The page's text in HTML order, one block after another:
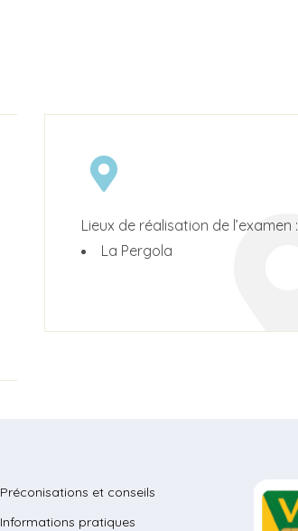
Lieux de réalisation de l’examen :
La Pergola
Préconisations et conseils
Informations pratiques